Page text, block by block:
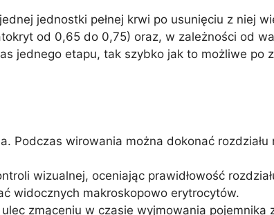
jednostki pełnej krwi po usunięciu z niej
od 0,65 do 0,75) oraz, w zależności od
jednego etapu, tak szybko jak to możliwe po
Podczas wirowania można dokonać
wizualnej, oceniając prawidłowość
widocznych makroskopowo erytrocytów.
zmąceniu w czasie wyjmowania pojemnika